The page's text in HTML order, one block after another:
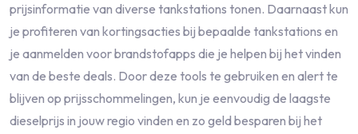
prijsinformatie van diverse tankstations tonen. Daarnaast kun
je profiteren van kortingsacties bij bepaalde tankstations en
je aanmelden voor brandstofapps die je helpen bij het vinden
van de beste deals. Door deze tools te gebruiken en alert te
blijven op prijsschommelingen, kun je eenvoudig de laagste
dieselprijs in jouw regio vinden en zo geld besparen bij het